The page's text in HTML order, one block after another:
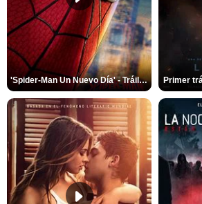
'Spider-Man Un Nuevo Día' - Tráiler oficial subtitulado Primer